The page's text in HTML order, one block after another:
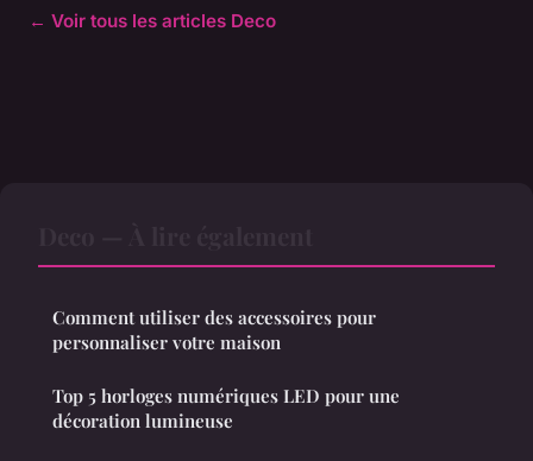
← Voir tous les articles Deco
Comment utiliser des accessoires pour
personnaliser votre maison
Top 5 horloges numériques LED pour une
décoration lumineuse